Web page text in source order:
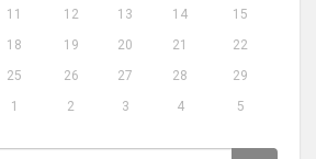
11 12 13 14
15
18 19 20 21
22
25 26 27 28
29
1 2 3 4 5